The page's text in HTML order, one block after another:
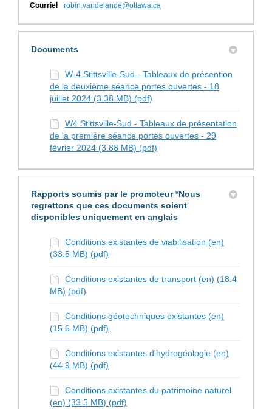
Courriel robin.vandelande@ottawa.ca
Documents
W-4 Stittsville-Sud - Tableaux de présention
de la deuxième séance portes ouvertes - 18
juillet 2024 (3.38 MB) (pdf)
W4 Stittsville-Sud - Tableaux de présentation
de la première séance portes ouvertes - 29
février 2024 (3.88 MB) (pdf)
Rapports soumis par le promoteur *Nous
regrettons que ces documents soient
disponibles uniquement en anglais
Conditions existantes de viabilisation (en)
(33.5 MB) (pdf)
Conditions existantes de transport (en) (18.4
MB) (pdf)
Conditions géotechniques existantes (en)
(15.6 MB) (pdf)
Conditions existantes d'hydrogéologie (en)
(44.9 MB) (pdf)
Conditions existantes du patrimoine naturel
(en) (33.5 MB) (pdf)